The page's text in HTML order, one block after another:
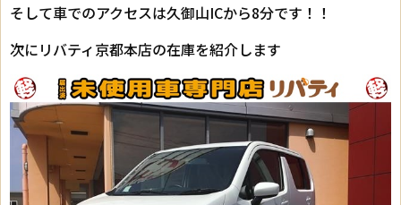
そして車でのアクセスは久御山ICから8分です！！
次にリバティ京都本店の在庫を紹介します